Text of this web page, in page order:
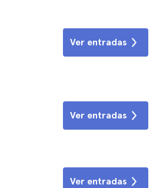
Ver entradas
Ver entradas
Ver entradas